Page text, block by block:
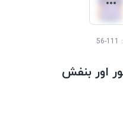
111-56
اور بنفش